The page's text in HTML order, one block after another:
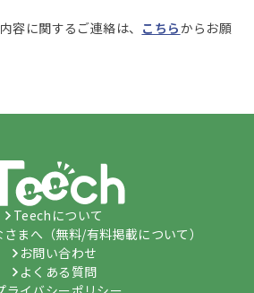
容に関するご連絡は、 こちらからお願
Teechについて
まへ（無料/有料掲載について）
お問い合わせ
よくある質問